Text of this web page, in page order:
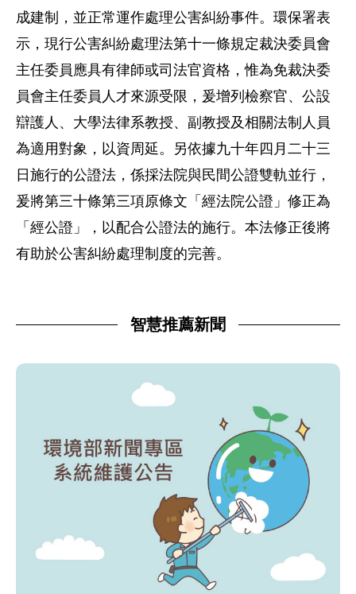
成建制，並正常運作處理公害糾紛事件。環保署表
示，現行公害糾紛處理法第十一條規定裁決委員會
主任委員應具有律師或司法官資格，惟為免裁決委
員會主任委員人才來源受限，爰增列檢察官、公設
辯護人、大學法律系教授、副教授及相關法制人員
為適用對象，以資周延。另依據九十年四月二十三
日施行的公證法，係採法院與民間公證雙軌並行，
爰將第三十條第三項原條文「經法院公證」修正為
「經公證」，以配合公證法的施行。本法修正後將
有助於公害糾紛處理制度的完善。
智慧推薦新聞